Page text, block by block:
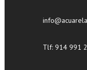
Tlf: 914 991